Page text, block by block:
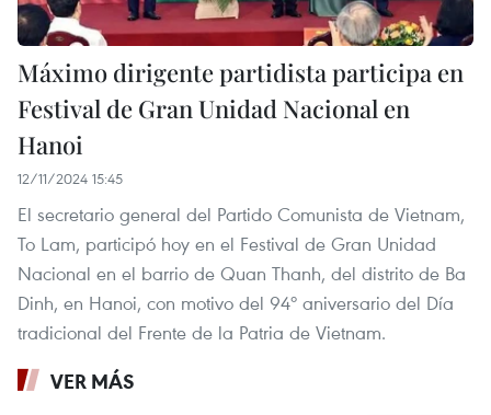
Máximo dirigente partidista participa en
Festival de Gran Unidad Nacional en
Hanoi
12/11/2024 15:45
El secretario general del Partido Comunista de Vietnam,
To Lam, participó hoy en el Festival de Gran Unidad
Nacional en el barrio de Quan Thanh, del distrito de Ba
Dinh, en Hanoi, con motivo del 94º aniversario del Día
tradicional del Frente de la Patria de Vietnam.
VER MÁS